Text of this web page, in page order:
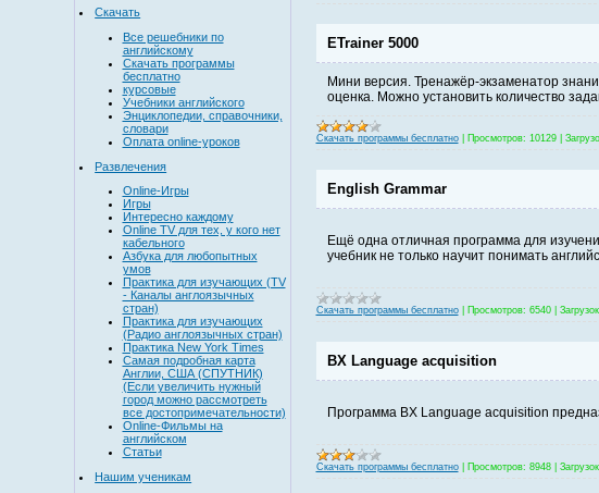
Скачать
Все решебники по
английскому
Скачать программы
бесплатно
курсовые
Учебники английского
Энциклопедии, справочники,
словари
Оплата online-уроков
Развлечения
Online-Игры
Игры
Интересно каждому
Online TV для тех, у кого нет
кабельного
Азбука для любопытных
умов
Практика для изучающих (TV
- Каналы англоязычных
стран)
Практика для изучающих
(Радио англоязычных стран)
Практика New York Times
Самая подробная карта
Англии, США (СПУТНИК)
(Если увеличить нужный
город можно рассмотреть
все достопримечательности)
Online-Фильмы на
английском
Статьи
Нашим ученикам
ETrainer 5000
Мини версия. Тренажёр-экзаменатор
оценка. Можно установить количество
Скачать программы бесплатно| Просмотров: 10129|
English Grammar
Ещё одна отличная программа для
учебник не только научит понимать
Скачать программы бесплатно| Просмотров: 6540|
BX Language acquisition
Программа BX Language acquisition
Скачать программы бесплатно| Просмотров: 8948|